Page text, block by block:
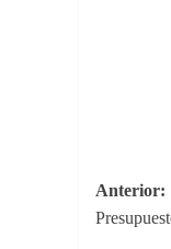
de
Anterior: